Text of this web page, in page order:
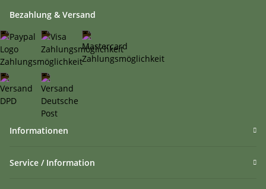
Bezahlung & Versand
Informationen
Service / Information